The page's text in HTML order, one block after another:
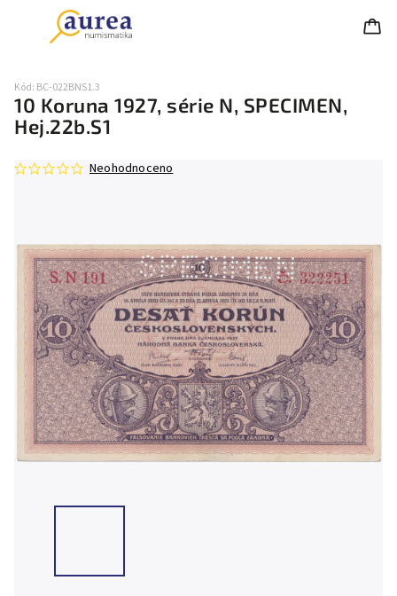
10 Koruna 1927, série N, SPECIMEN,
Hej.22b.S1
Kód: BC-022BNS1.3
Neohodnoceno